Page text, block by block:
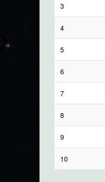
3
4
5
6
7
8
9
10